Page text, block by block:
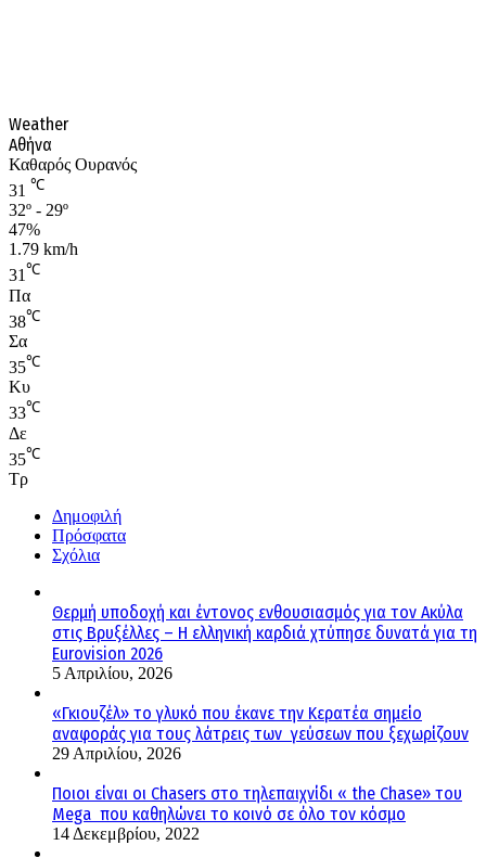
Weather
Αθήνα
Καθαρός Ουρανός
31 ℃
32º - 29º
47%
1.79 km/h
31℃
Πα
38℃
Σα
35℃
Κυ
33℃
Δε
35℃
Τρ
Δημοφιλή
Πρόσφατα
Σχόλια
Θερμή υποδοχή και έντονος ενθουσιασμός για τον Ακύλα
στις Βρυξέλλες – Η ελληνική καρδιά χτύπησε δυνατά για τη
Eurovision 2026
5 Απριλίου, 2026
«Γκιουζέλ» το γλυκό που έκανε την Κερατέα σημείο
αναφοράς για τους λάτρεις των γεύσεων που ξεχωρίζουν
29 Απριλίου, 2026
Ποιοι είναι οι Chasers στο τηλεπαιχνίδι « the Chase» του
Mega που καθηλώνει το κοινό σε όλο τον κόσμο
14 Δεκεμβρίου, 2022